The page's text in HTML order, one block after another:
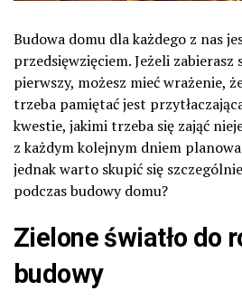
Budowa domu dla każdego z nas
przedsięwzięciem. Jeżeli zabierasz
pierwszy, możesz mieć wrażenie,
trzeba pamiętać jest
kwestie, jakimi trzeba się zająć
z każdym kolejnym dniem
jednak warto skupić się
podczas budowy domu?
Zielone światło do
budowy